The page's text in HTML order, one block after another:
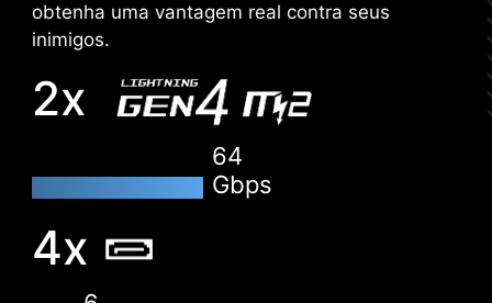
obtenha uma vantagem real contra seus
inimigos.
2x
64
Gbps
4x
MONITORAMENTO DE HARDWARE
hardware em tempo real, incluindo temperatura,
capacidade de memória, velocidade de clock e
voltagem.
MEMORY TRY IT
Consiga uma velocidade extrema da memória
do sistema e com isso um melhor desempenho.